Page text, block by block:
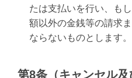
たは支払いを行い、も
額以外の金銭等の請求
ならないものとします。
第8条（キャンセル